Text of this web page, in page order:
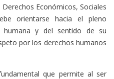
Económicos, Sociales
orientarse hacia el pleno
humana y del sentido de su
por los derechos humanos
que permite al ser